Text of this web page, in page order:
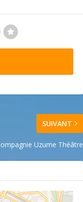
SUIVANT
Uzume Théâtre